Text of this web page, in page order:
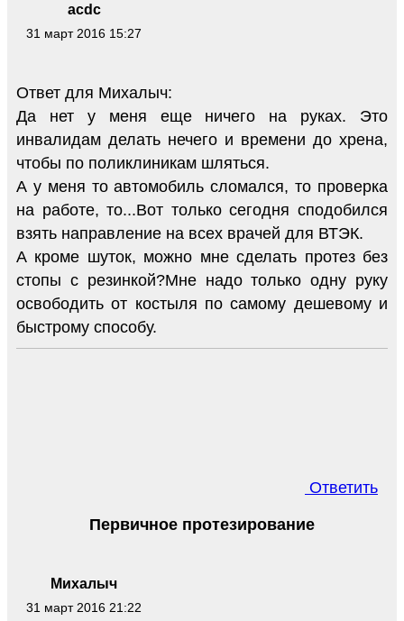
acdc
31 март 2016 15:27
Ответ для Михалыч:
Да нет у меня еще ничего на руках. Это
инвалидам делать нечего и времени до хрена,
чтобы по поликлиникам шляться.
А у меня то автомобиль сломался, то проверка
на работе, то...Вот только сегодня сподобился
взять направление на всех врачей для ВТЭК.
А кроме шуток, можно мне сделать протез без
стопы с резинкой?Мне надо только одну руку
освободить от костыля по самому дешевому и
быстрому способу.
Ответить
Михалыч
31 март 2016 21:22
Первичное протезирование